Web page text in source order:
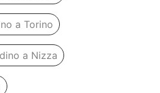
a Torino
a Nizza